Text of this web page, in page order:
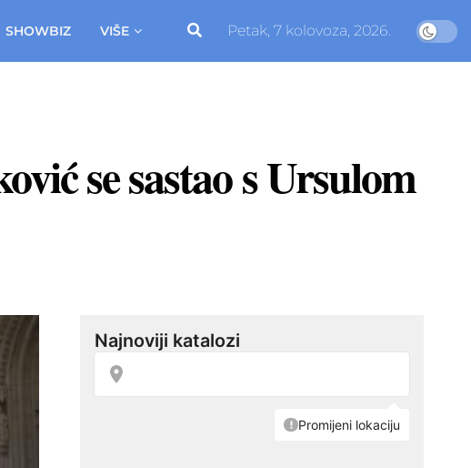
SHOWBIZ VIŠE Petak, 7 kolovoza, 2026.
se sastao s Ursulom